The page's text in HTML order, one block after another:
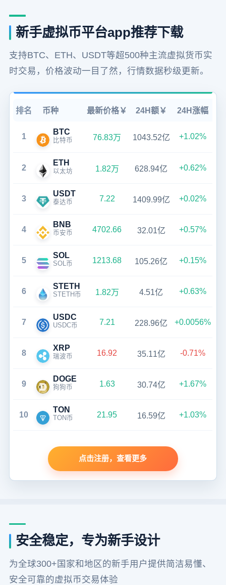
新手虚拟币平台app推荐下载
支持BTC、ETH、USDT等超500种主流虚拟货币实
时交易，价格波动一目了然，行情数据秒级更新。
排名 币种 最新价格￥ 24H额￥ 24H涨幅
1
BTC
比特币 76.83万 1043.52亿 +1.02%
2
ETH
以太坊 1.82万 628.94亿 +0.62%
3
USDT
泰达币 7.22 1409.99亿 +0.02%
4
BNB
币安币 4702.66 32.01亿 +0.57%
5
SOL
SOL币 1213.68 105.26亿 +0.15%
6
STETH
STETH币 1.82万 4.51亿 +0.63%
7
USDC
USDC币 7.21 228.96亿 +0.0056%
8
XRP
瑞波币 16.92 35.11亿 -0.71%
9
DOGE
狗狗币 1.63 30.74亿 +1.67%
10
TON
TON币 21.95 16.59亿 +1.03%
点击注册，查看更多
安全稳定，专为新手设计
为全球300+国家和地区的新手用户提供简洁易懂、
安全可靠的虚拟币交易体验